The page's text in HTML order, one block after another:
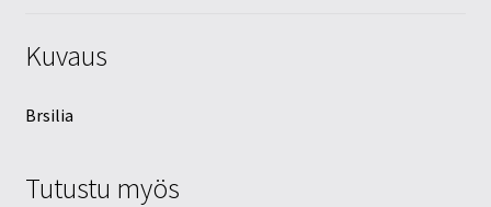
Kuvaus
Brsilia
Tutustu myös